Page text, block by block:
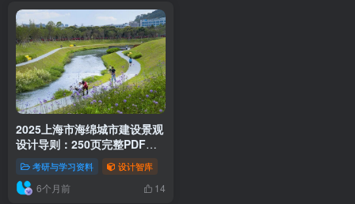
2025上海市海绵城市建设景观
设计导则：250页完整PDF下
载+设计要点与案例解析
考研与学习资料 设计智库
6个月前 14